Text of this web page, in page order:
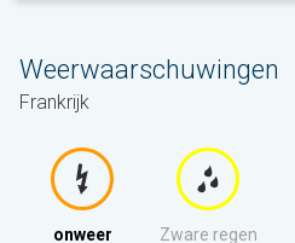
Weerwaarschuwingen
Frankrijk
onweer Zware regen